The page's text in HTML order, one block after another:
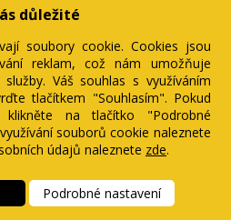
důležité
soubory cookie. Cookies jsou
reklam, což nám umožňuje
Váš souhlas s využíváním
tlačítkem "Souhlasím". Pokud
klikněte na tlačítko "Podrobné
souborů cookie naleznete
údajů naleznete zde.
Podrobné nastavení
Naše DNA
Bezpotisku. Proč?
ukliZENo. Tečka.
Ke kořenům respektu
Nakupuj s QR kódy